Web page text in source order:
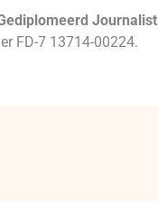
Journalist
FD-7 13714-00224.